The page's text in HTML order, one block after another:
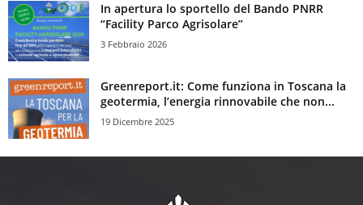
In apertura lo sportello del Bando PNRR
“Facility Parco Agrisolare”
3 Febbraio 2026
Greenreport.it: Come funziona in Toscana la
geotermia, l’energia rinnovabile che non...
19 Dicembre 2025